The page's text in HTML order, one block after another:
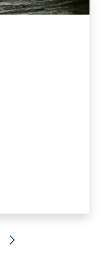
Successiva »